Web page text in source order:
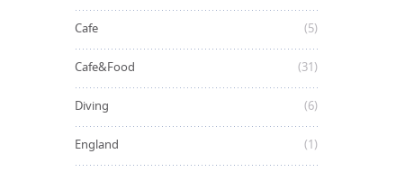
Cafe (5)
Cafe&Food (31)
Diving (6)
England (1)